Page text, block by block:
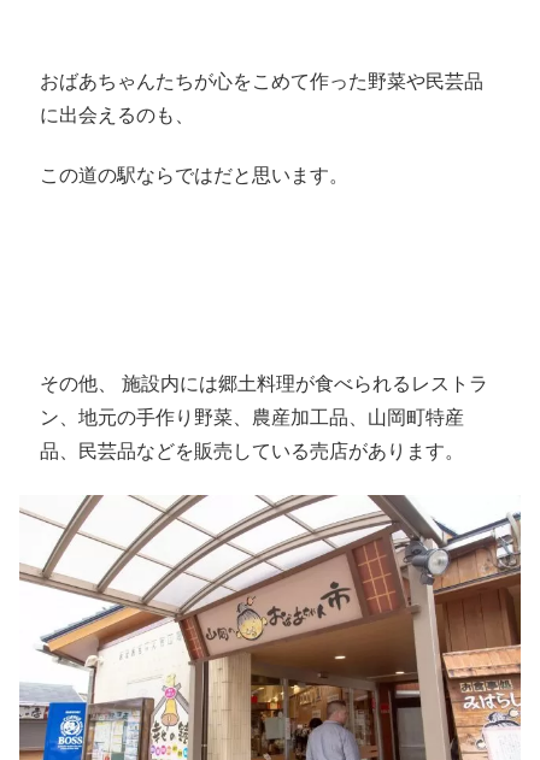
おばあちゃんたちが心をこめて作った野菜や民芸品
に出会えるのも、
この道の駅ならではだと思います。
その他、 施設内には郷土料理が食べられるレストラ
ン、地元の手作り野菜、農産加工品、山岡町特産
品、民芸品などを販売している売店があります。